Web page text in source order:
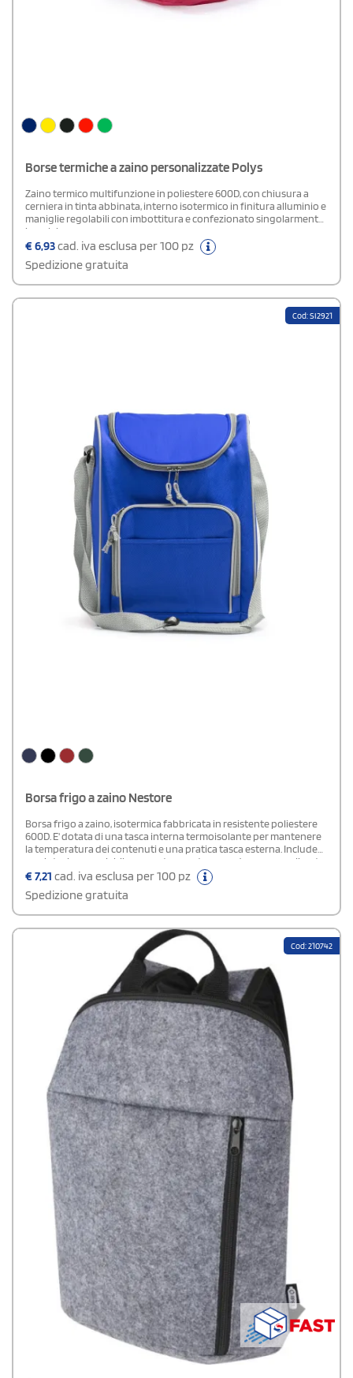
Borse termiche a zaino personalizzate Polys
Zaino termico multifunzione in poliestere 600D, con chiusura a
cerniera in tinta abbinata, interno isotermico in finitura alluminio e
maniglie regolabili con imbottitura e confezionato singolarmente
in polybag.
€6,93cad. iva esclusa per 100 pz
Spedizione gratuita
Cod: SI2921
Borsa frigo a zaino Nestore
Borsa frigo a zaino, isotermica fabbricata in resistente poliestere
600D. E' dotata di una tasca interna termoisolante per mantenere
la temperatura dei contenuti e una pratica tasca esterna. Include
un cinturino regolabile per un trasporto comodo e personalizzato.
€7,21 cad. iva esclusa per 100 pz
Spedizione gratuita
Cod: 210742